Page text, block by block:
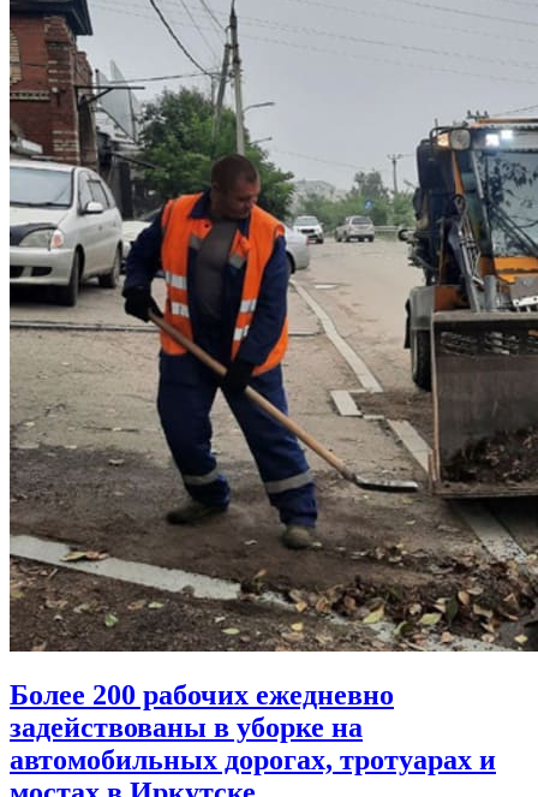
Более 200 рабочих ежедневно
задействованы в уборке на
автомобильных дорогах, тротуарах и